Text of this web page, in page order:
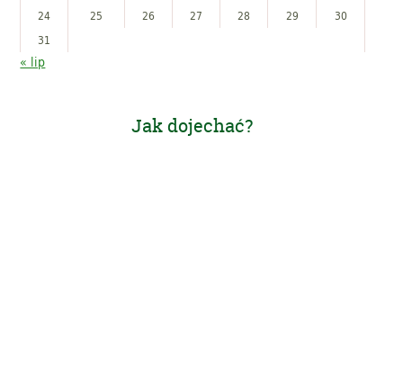
24
25 26 27 28 29
30
31
« lip
Jak dojechać?